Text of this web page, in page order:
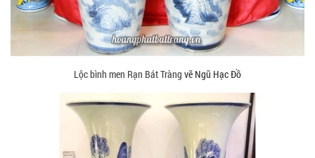
Lộc bình men Rạn Bát Tràng vẽ Ngũ Hạc Đồ